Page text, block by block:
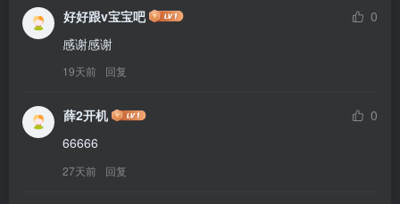
好好跟v宝宝吧
0
感谢感谢
19天前 回复
薛2开机
0
66666
27天前 回复